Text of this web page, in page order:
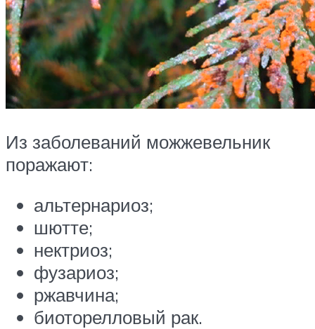
Из заболеваний можжевельник
поражают:
альтернариоз;
шютте;
нектриоз;
фузариоз;
ржавчина;
биоторелловый рак.